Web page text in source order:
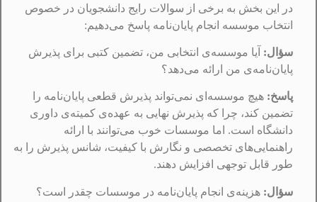
در این بخش به برخی از سوالات رایج دانشجویان در خصوص
انتخاب موسسه انجام پایان‌نامه پاسخ می‌دهیم:
سؤال: آیا موسسه‌ی انتخابی من، تضمین کتبی برای پذیرش
پایان‌نامه‌ی من ارائه می‌دهد؟
پاسخ: هیچ موسسه‌ای نمی‌تواند پذیرش قطعی پایان‌نامه را
تضمین کند، چرا که پذیرش نهایی به عهده‌ی کمیته‌ی داوری
دانشگاه است. اما موسسات خوب می‌توانند با ارائه
راهنمایی‌های تخصصی و نگارش با کیفیت، شانس پذیرش را به
طور قابل توجهی افزایش دهند.
سؤال: هزینه‌ی انجام پایان‌نامه در موسسات چقدر است؟